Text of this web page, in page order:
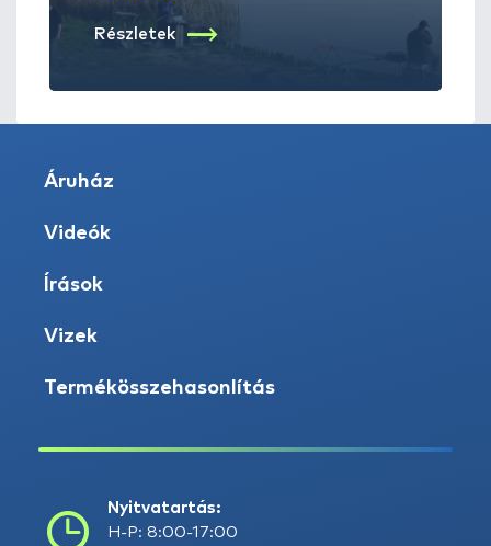
Részletek
Áruház
Videók
Írások
Vizek
Termékösszehasonlítás
Nyitvatartás:
H-P: 8:00-17:00